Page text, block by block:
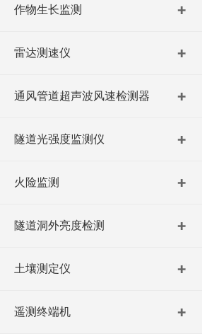
作物生长监测
雷达测速仪
通风管道超声波风速检测器
隧道光强度监测仪
火险监测
隧道洞外亮度检测
土壤测定仪
遥测终端机